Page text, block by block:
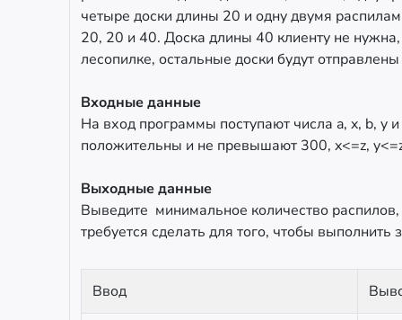
четыре доски длины 20 и одну двумя
20, 20 и 40. Доска длины 40 клиенту не нужна,
лесопилке, остальные доски будут отправлены
Входные данные
На вход программы поступают числа a, x, b, y
положительны и не превышают 300, x<=z,
Выходные данные
Выведите минимальное количество
требуется сделать для того, чтобы выполнить
Ввод